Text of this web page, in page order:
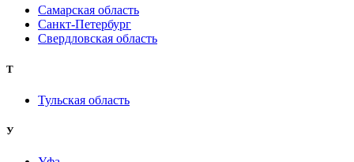
Самарская область
Санкт-Петербург
Свердловская область
Т
Тульская область
У